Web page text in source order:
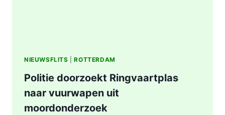
NIEUWSFLITS |ROTTERDAM
Politie doorzoekt Ringvaartplas
naar vuurwapen uit
moordonderzoek